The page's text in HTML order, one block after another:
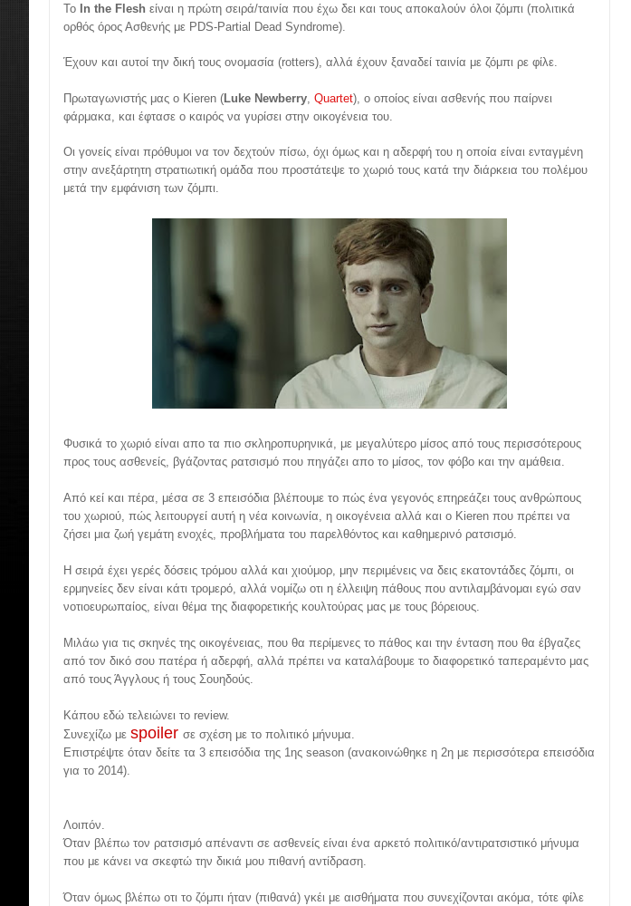
Το In the Flesh είναι η πρώτη σειρά/ταινία που έχω δει και τους αποκαλούν όλοι ζόμπι (πολιτικά
ορθός όρος Ασθενής με PDS-Partial Dead Syndrome).
Έχουν και αυτοί την δική τους ονομασία (rotters), αλλά έχουν ξαναδεί ταινία με ζόμπι ρε φίλε.
Πρωταγωνιστής μας ο Kieren ( Luke Newberry Quartet), ο οποίος είναι ασθενής που παίρνει
φάρμακα, και έφτασε ο καιρός να γυρίσει στην οικογένεια του.
Οι γονείς είναι πρόθυμοι να τον δεχτούν πίσω, όχι όμως και η αδερφή του η οποία είναι ενταγμένη
στην ανεξάρτητη στρατιωτική ομάδα που προστάτεψε το χωριό τους κατά την διάρκεια του πολέμου
μετά την εμφάνιση των ζόμπι.
Φυσικά το χωριό είναι απο τα πιο σκληροπυρηνικά, με μεγαλύτερο μίσος από τους περισσότερους
προς τους ασθενείς, βγάζοντας ρατσισμό που πηγάζει απο το μίσος, τον φόβο και την αμάθεια.
Από κεί και πέρα, μέσα σε 3 επεισόδια βλέπουμε το πώς ένα γεγονός επηρεάζει τους ανθρώπους
του χωριού, πώς λειτουργεί αυτή η νέα κοινωνία, η οικογένεια αλλά και ο Kieren που πρέπει να
ζήσει μια ζωή γεμάτη ενοχές, προβλήματα του παρελθόντος και καθημερινό ρατσισμό.
Η σειρά έχει γερές δόσεις τρόμου αλλά και χιούμορ, μην περιμένεις να δεις εκατοντάδες ζόμπι, οι
ερμηνείες δεν είναι κάτι τρομερό, αλλά νομίζω οτι η έλλειψη πάθους που αντιλαμβάνομαι εγώ σαν
νοτιοευρωπαίος, είναι θέμα της διαφορετικής κουλτούρας μας με τους βόρειους.
Μιλάω για τις σκηνές της οικογένειας, που θα περίμενες το πάθος και την ένταση που θα έβγαζες
από τον δικό σου πατέρα ή αδερφή, αλλά πρέπει να καταλάβουμε το διαφορετικό ταπεραμέντο μας
από τους Άγγλους ή τους Σουηδούς.
Κάπου εδώ τελειώνει το review.
Συνεχίζω με spoiler σε σχέση με το πολιτικό μήνυμα.
Επιστρέψτε όταν δείτε τα 3 επεισόδια της 1ης season (ανακοινώθηκε η 2η με περισσότερα επεισόδια
για το 2014).
Λοιπόν.
Όταν βλέπω τον ρατσισμό απέναντι σε ασθενείς είναι ένα αρκετό πολιτικό/αντιρατσιστικό μήνυμα
που με κάνει να σκεφτώ την δικιά μου πιθανή αντίδραση.
Όταν όμως βλέπω οτι το ζόμπι ήταν (πιθανά) γκέι με αισθήματα που συνεχίζονται ακόμα, τότε φίλε